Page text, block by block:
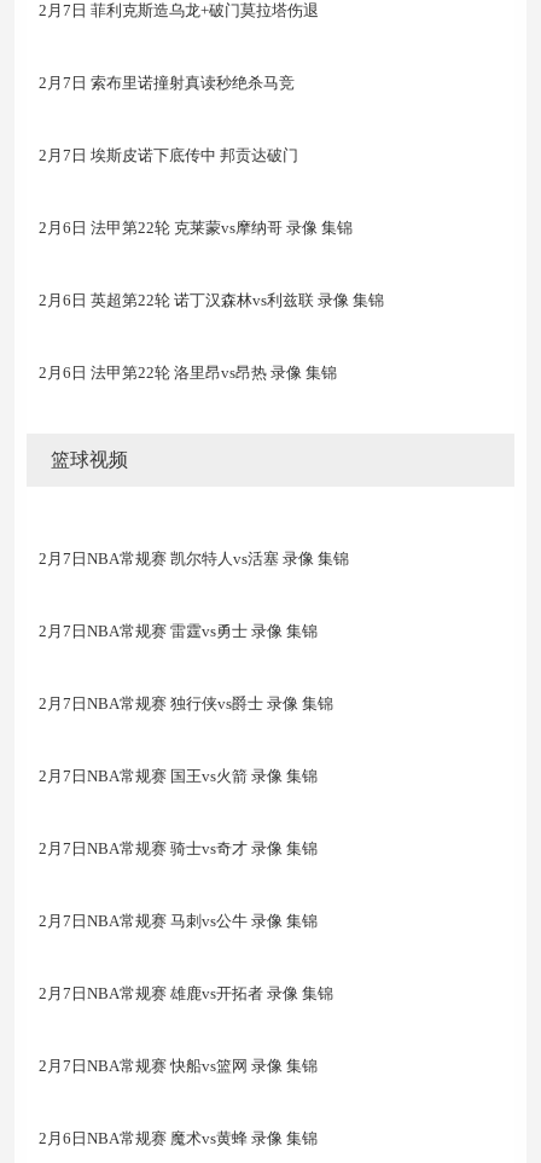
2月7日 菲利克斯造乌龙+破门莫拉塔伤退
2月7日 索布里诺撞射真读秒绝杀马竞
2月7日 埃斯皮诺下底传中 邦贡达破门
2月6日 法甲第22轮 克莱蒙vs摩纳哥 录像 集锦
2月6日 英超第22轮 诺丁汉森林vs利兹联 录像 集锦
2月6日 法甲第22轮 洛里昂vs昂热 录像 集锦
篮球视频
2月7日NBA常规赛 凯尔特人vs活塞 录像 集锦
2月7日NBA常规赛 雷霆vs勇士 录像 集锦
2月7日NBA常规赛 独行侠vs爵士 录像 集锦
2月7日NBA常规赛 国王vs火箭 录像 集锦
2月7日NBA常规赛 骑士vs奇才 录像 集锦
2月7日NBA常规赛 马刺vs公牛 录像 集锦
2月7日NBA常规赛 雄鹿vs开拓者 录像 集锦
2月7日NBA常规赛 快船vs篮网 录像 集锦
2月6日NBA常规赛 魔术vs黄蜂 录像 集锦